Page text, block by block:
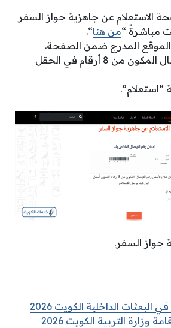
الاستعلام عن جاهزية جواز السفر
مباشرةً “من هنا“.
الموقع المدرج ضمن الصفحة.
كتابة رقم الإيصال المكون من 8 أرقام في الحقل
“استعلام”.
جواز السفر.
البعثات الداخلية الكويت 2026
وزارة التربية الكويت 2026